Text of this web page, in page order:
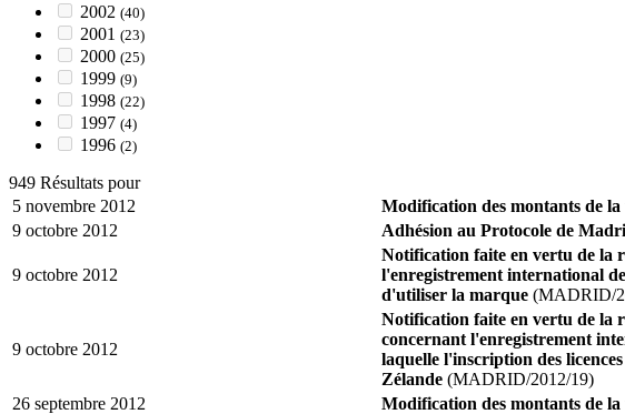
2002 (40)
2001 (23)
2000 (25)
1999 (9)
1998 (22)
1997 (4)
1996 (2)
949 Résultats pour
5 novembre 2012
Modification des montants de
9 octobre 2012
Adhésion au Protocole de
9 octobre 2012
Notification faite en vertu de la
l'enregistrement international
d'utiliser la marque (MADRID/
9 octobre 2012
Notification faite en vertu de la
concernant l'enregistrement
laquelle l'inscription des
Zélande (MADRID/2012/19)
26 septembre 2012
Modification des montants de